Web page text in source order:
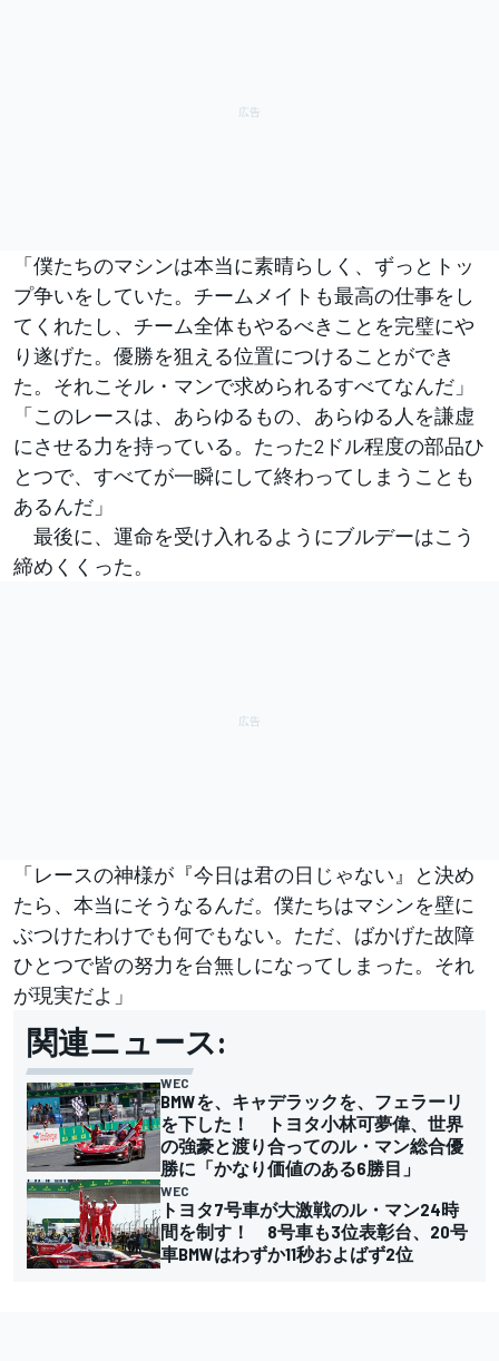
「僕たちのマシンは本当に素晴らしく、ずっとトッ
プ争いをしていた。チームメイトも最高の仕事をし
てくれたし、チーム全体もやるべきことを完璧にや
り遂げた。優勝を狙える位置につけることができ
た。それこそル・マンで求められるすべてなんだ」
「このレースは、あらゆるもの、あらゆる人を謙虚
にさせる力を持っている。たった2ドル程度の部品ひ
とつで、すべてが一瞬にして終わってしまうことも
あるんだ」
最後に、運命を受け入れるようにブルデーはこう
締めくくった。
「レースの神様が『今日は君の日じゃない』と決め
たら、本当にそうなるんだ。僕たちはマシンを壁に
ぶつけたわけでも何でもない。ただ、ばかげた故障
ひとつで皆の努力を台無しになってしまった。それ
が現実だよ」
関連ニュース:
WEC
BMWを、キャデラックを、フェラーリ
を下した！ トヨタ小林可夢偉、世界
の強豪と渡り合ってのル・マン総合優
勝に「かなり価値のある6勝目」
WEC
トヨタ7号車が大激戦のル・マン24時
間を制す！ 8号車も3位表彰台、20号
車BMWはわずか11秒およばず2位